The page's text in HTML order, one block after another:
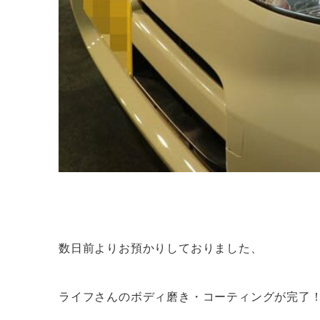
数日前よりお預かりしておりました、
ライフさんのボディ磨き・コーティングが完了